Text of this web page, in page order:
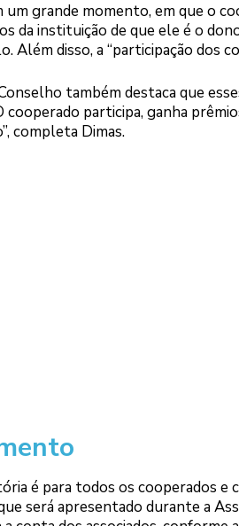
um grande momento, em que o
da instituição de que ele é o
Além disso, a “participação dos
também destaca que
cooperado participa, ganha
completa Dimas.
é para todos os cooperados e
será apresentado durante a